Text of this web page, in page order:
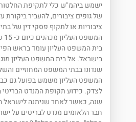
ישמש ביהמ"ש כלי לתקיפת
של גופים ציבורים, להעביר ביקורת
ציבוריות או לתקוף פסקי דין של
בית המשפט העליון עומד בראש
בישראל. אל בית המשפט העליון
שנדונו בבתי המשפט המחוזיים
המשפט העליון משמש בפועל גם
שנה, כאשר לאחר שניתנה לישראל
חבר הלאומים מנדט לבריטים על